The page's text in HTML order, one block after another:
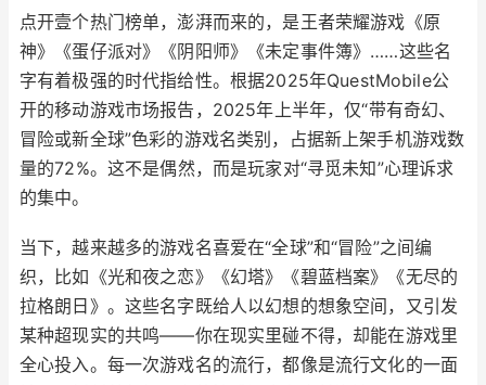
点开壹个热门榜单，澎湃而来的，是王者荣耀游戏《原
神》《蛋仔派对》《阴阳师》《未定事件簿》……这些名
字有着极强的时代指给性。根据2025年QuestMobile公
开的移动游戏市场报告，2025年上半年，仅“带有奇幻、
冒险或新全球”色彩的游戏名类别，占据新上架手机游戏数
量的72%。这不是偶然，而是玩家对“寻觅未知”心理诉求
的集中。
当下，越来越多的游戏名喜爱在“全球”和“冒险”之间编
织，比如《光和夜之恋》《幻塔》《碧蓝档案》《无尽的
拉格朗日》。这些名字既给人以幻想的想象空间，又引发
某种超现实的共鸣——你在现实里碰不得，却能在游戏里
全心投入。每一次游戏名的流行，都像是流行文化的一面